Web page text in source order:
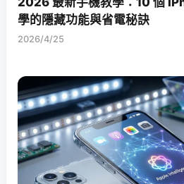
學的隱藏功能與省電秘訣
2026/4/25